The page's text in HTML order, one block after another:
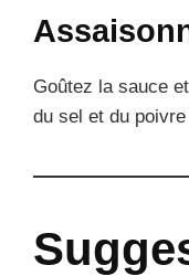
Goûtez la sauce
du sel et du